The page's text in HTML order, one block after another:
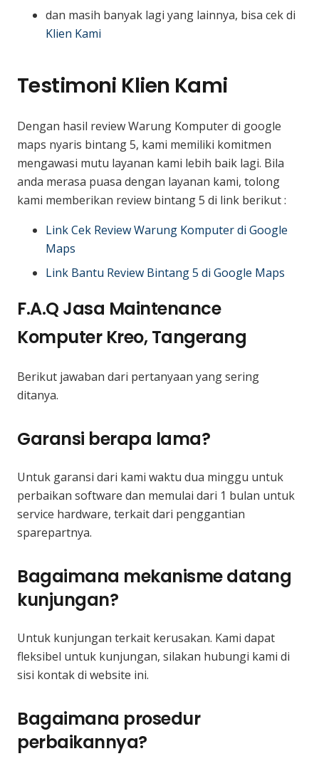
dan masih banyak lagi yang lainnya, bisa cek di
Klien Kami
Testimoni Klien Kami
Dengan hasil review Warung Komputer di google
maps nyaris bintang 5, kami memiliki komitmen
mengawasi mutu layanan kami lebih baik lagi. Bila
anda merasa puasa dengan layanan kami, tolong
kami memberikan review bintang 5 di link berikut :
Link Cek Review Warung Komputer di Google
Maps
Link Bantu Review Bintang 5 di Google Maps
F.A.Q Jasa Maintenance
Komputer Kreo, Tangerang
Berikut jawaban dari pertanyaan yang sering
ditanya.
Garansi berapa lama?
Untuk garansi dari kami waktu dua minggu untuk
perbaikan software dan memulai dari 1 bulan untuk
service hardware, terkait dari penggantian
sparepartnya.
Bagaimana mekanisme datang
kunjungan?
Untuk kunjungan terkait kerusakan. Kami dapat
fleksibel untuk kunjungan, silakan hubungi kami di
sisi kontak di website ini.
Bagaimana prosedur
perbaikannya?